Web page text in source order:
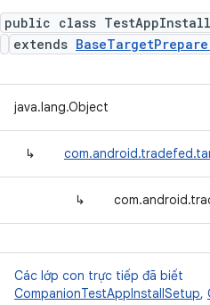
public class
extends
java.lang.Object
↳
↳
Các lớp con trực tiếp đã biết
CompanionTestAppInstallSetup,